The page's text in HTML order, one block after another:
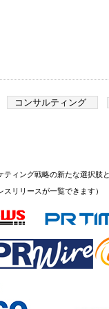
ィング戦略の新たな選択肢
リリースが一覧できます）